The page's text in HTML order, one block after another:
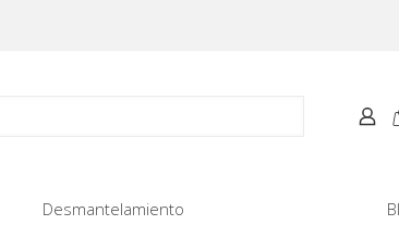
Desmantelamiento